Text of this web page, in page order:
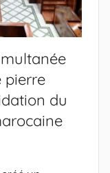
pierre
du